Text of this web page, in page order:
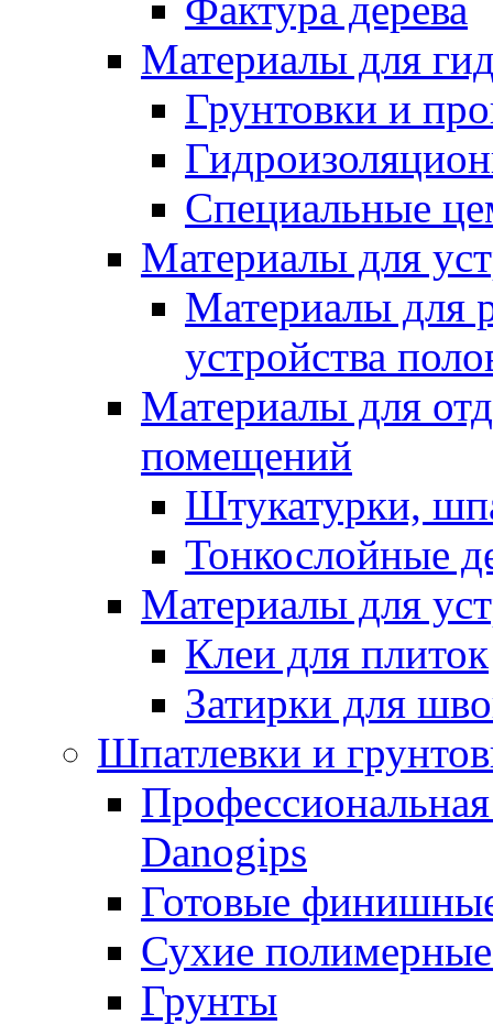
Материалы для
Грунтовки и
Специальные
Материалы для
Материалы для
устройства
Материалы для
помещений
Штукатурки,
Тонкослойные
Материалы для
Клеи для плиток
Затирки для
Шпатлевки и
Danogips
Готовые
Сухие
Грунты